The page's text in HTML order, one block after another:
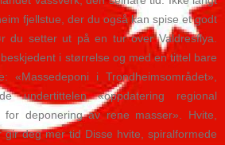
fjellstue, der du også kan spise et godt
du setter ut på en tur over Valdresflya.
i størrelse og med en tittel bare
«Massedeponi i Trondheimsområdet»,
undertittelen «oppdatering regional
deponering av rene masser». Hvite,
gir deg mer tid Disse hvite, spiralformede